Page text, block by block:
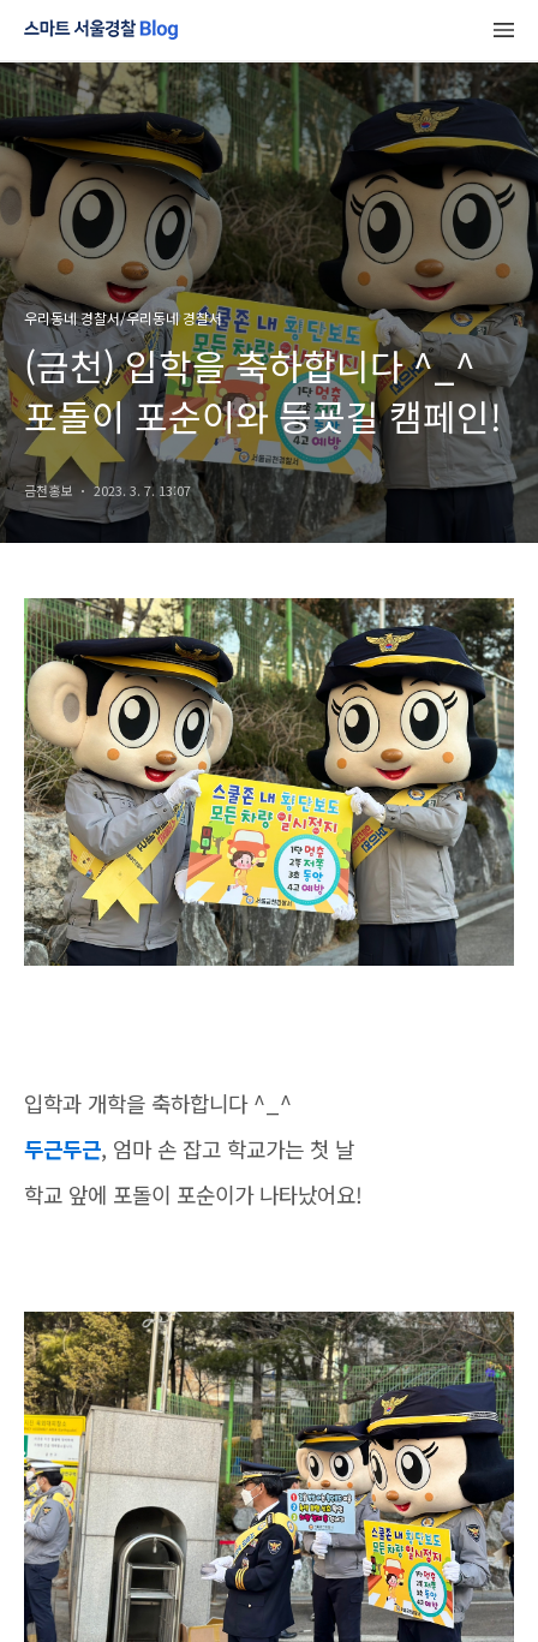
우리동네 경찰서/우리동네 경찰서
(금천) 입학을 축하합니다 ^_^
포돌이 포순이와 등굣길 캠페인!
금천홍보 2023. 3. 7. 13:07
입학과 개학을 축하합니다 ^_^
두근두근, 엄마 손 잡고 학교가는 첫 날
학교 앞에 포돌이 포순이가 나타났어요!